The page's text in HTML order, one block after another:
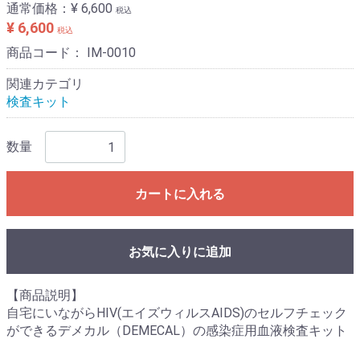
通常価格： ¥ 6,600 税込
¥ 6,600 税込
商品コード： IM-0010
関連カテゴリ
検査キット
数量
カートに入れる
お気に入りに追加
【商品説明】
自宅にいながらHIV(エイズウィルスAIDS)のセルフチェック
ができるデメカル（DEMECAL）の感染症用血液検査キット